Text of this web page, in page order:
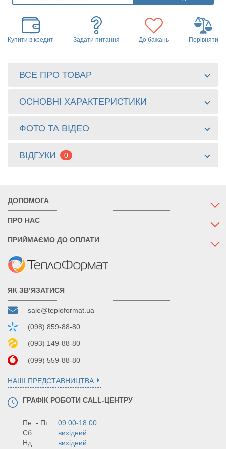
Купити в кредит Задати питання До бажань Порівняти
ВСЕ ПРО ТОВАР
ОСНОВНІ ХАРАКТЕРИСТИКИ
ФОТО ТА ВІДЕО
ВІДГУКИ 0
ДОПОМОГА
ПРО НАС
ПРИЙМАЄМО ДО ОПЛАТИ
ЯК ЗВ’ЯЗАТИСЯ
sale@teploformat.ua
(098) 859-88-80
(093) 149-88-80
(099) 559-88-80
НАШІ ПРЕДСТАВНИЦТВА
ГРАФІК РОБОТИ CALL-ЦЕНТРУ
Пн. - Пт.:
09:00-18:00
Сб.:
вихідний
Нд.:
вихідний